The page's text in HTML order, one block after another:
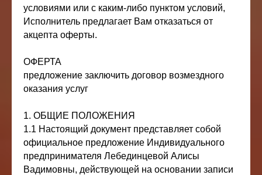
условиями или с каким-либо пунктом условий,
Исполнитель предлагает Вам отказаться от
акцепта оферты.
ОФЕРТА
предложение заключить договор возмездного
оказания услуг
1. ОБЩИЕ ПОЛОЖЕНИЯ
1.1 Настоящий документ представляет собой
официальное предложение Индивидуального
предпринимателя Лебединцевой Алисы
Вадимовны, действующей на основании записи